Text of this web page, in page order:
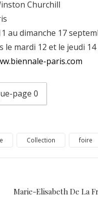
Churchill
au dimanche 17
le mardi 12 et le jeudi 14
paris.com
page 0
Collection foire
Marie-Elisabeth De La